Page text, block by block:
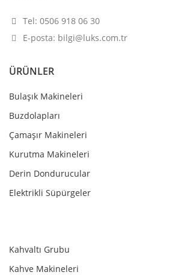
Tel: 0506 918 06 30
E-posta: bilgi@luks.com.tr
ÜRÜNLER
Bulaşık Makineleri
Buzdolapları
Çamaşır Makineleri
Kurutma Makineleri
Derin Dondurucular
Elektrikli Süpürgeler
Kahvaltı Grubu
Kahve Makineleri